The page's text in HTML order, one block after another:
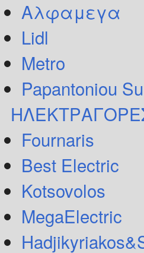
Αλφαμεγα
Lidl
Metro
Papantoniou
Fournaris
Best Electric
Kotsovolos
MegaElectric